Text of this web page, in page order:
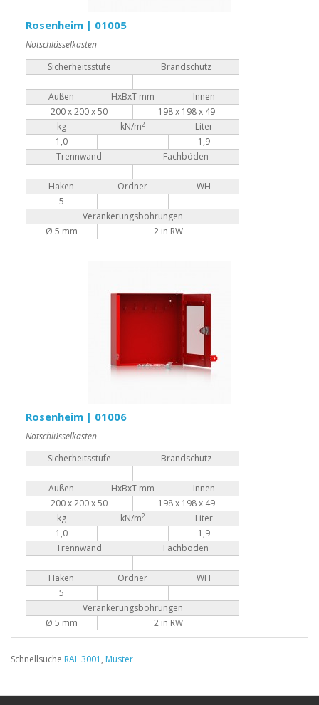
Rosenheim | 01005
Notschlüsselkasten
Sicherheitsstufe
Brandschutz
Außen HxBxT mm
Innen
200 x 200 x 50
198 x 198 x 49
kg
kN/m2
Liter
1,0
1,9
Trennwand
Fachböden
Haken Ordner
WH
5
Verankerungsbohrungen
Ø 5 mm
2 in RW
Rosenheim | 01006
Notschlüsselkasten
Sicherheitsstufe
Brandschutz
Außen HxBxT mm
Innen
200 x 200 x 50
198 x 198 x 49
kg
kN/m2
Liter
1,0
1,9
Trennwand
Fachböden
Haken Ordner
WH
5
Verankerungsbohrungen
Ø 5 mm
2 in RW
Schnellsuche RAL 3001 , Muster